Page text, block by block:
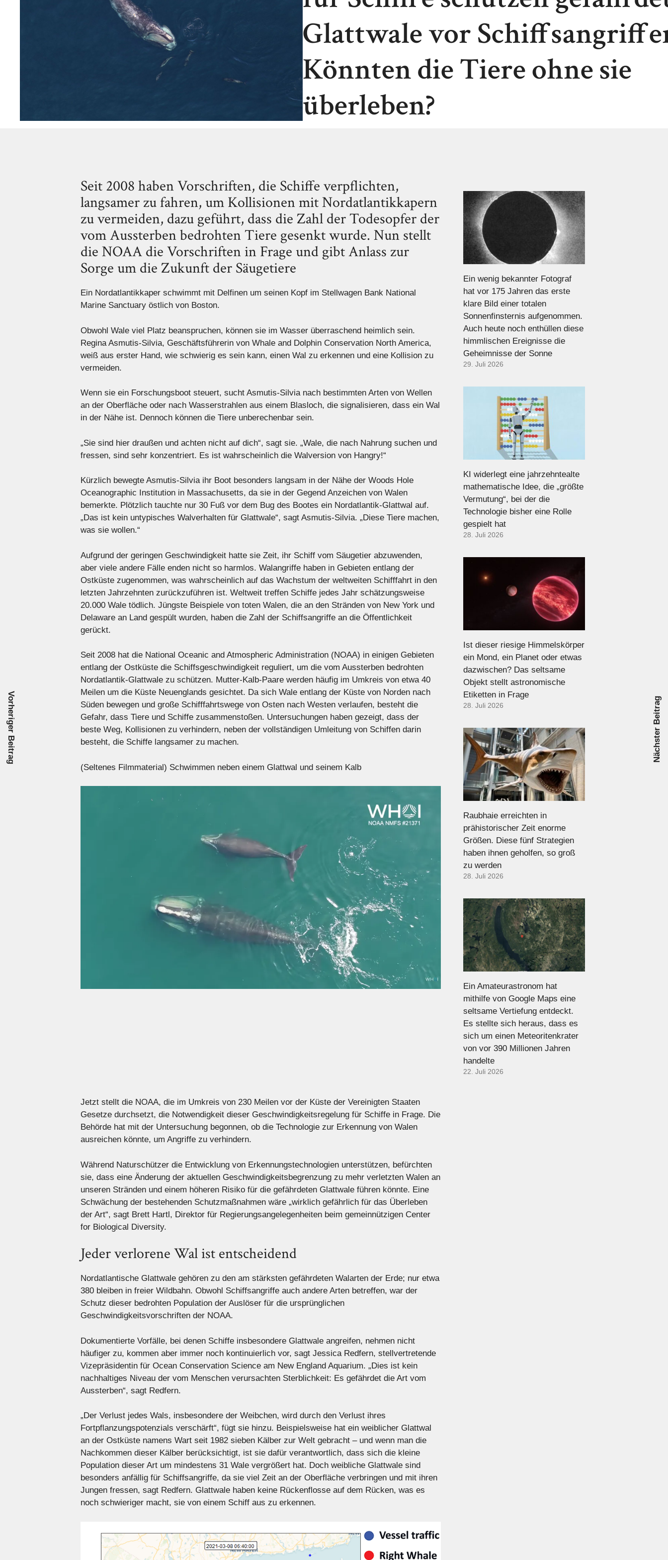
Glattwale vor
Könnten die Tiere ohne sie
überleben?
Seit 2008 haben Vorschriften, die Schiffe verpflichten,
langsamer zu fahren, um Kollisionen mit Nordatlantikkapern
zu vermeiden, dazu geführt, dass die Zahl der Todesopfer der
vom Aussterben bedrohten Tiere gesenkt wurde. Nun stellt
die NOAA die Vorschriften in Frage und gibt Anlass zur
Sorge um die Zukunft der Säugetiere
Ein Nordatlantikkaper schwimmt mit Delfinen um seinen Kopf im Stellwagen Bank National
Marine Sanctuary östlich von Boston.
Obwohl Wale viel Platz beanspruchen, können sie im Wasser überraschend heimlich sein.
Regina Asmutis-Silvia, Geschäftsführerin von Whale and Dolphin Conservation North America,
weiß aus erster Hand, wie schwierig es sein kann, einen Wal zu erkennen und eine Kollision zu
vermeiden.
Wenn sie ein Forschungsboot steuert, sucht Asmutis-Silvia nach bestimmten Arten von Wellen
an der Oberfläche oder nach Wasserstrahlen aus einem Blasloch, die signalisieren, dass ein Wal
in der Nähe ist. Dennoch können die Tiere unberechenbar sein.
„Sie sind hier draußen und achten nicht auf dich“, sagt sie. „Wale, die nach Nahrung suchen und
fressen, sind sehr konzentriert. Es ist wahrscheinlich die Walversion von Hangry!“
Kürzlich bewegte Asmutis-Silvia ihr Boot besonders langsam in der Nähe der Woods Hole
Oceanographic Institution in Massachusetts, da sie in der Gegend Anzeichen von Walen
bemerkte. Plötzlich tauchte nur 30 Fuß vor dem Bug des Bootes ein Nordatlantik-Glattwal auf.
„Das ist kein untypisches Walverhalten für Glattwale“, sagt Asmutis-Silvia. „Diese Tiere machen,
was sie wollen.“
Aufgrund der geringen Geschwindigkeit hatte sie Zeit, ihr Schiff vom Säugetier abzuwenden,
aber viele andere Fälle enden nicht so harmlos. Walangriffe haben in Gebieten entlang der
Ostküste zugenommen, was wahrscheinlich auf das Wachstum der weltweiten Schifffahrt in den
letzten Jahrzehnten zurückzuführen ist. Weltweit treffen Schiffe jedes Jahr schätzungsweise
20.000 Wale tödlich. Jüngste Beispiele von toten Walen, die an den Stränden von New York und
Delaware an Land gespült wurden, haben die Zahl der Schiffsangriffe an die Öffentlichkeit
gerückt.
Seit 2008 hat die National Oceanic and Atmospheric Administration (NOAA) in einigen Gebieten
entlang der Ostküste die Schiffsgeschwindigkeit reguliert, um die vom Aussterben bedrohten
Nordatlantik-Glattwale zu schützen. Mutter-Kalb-Paare werden häufig im Umkreis von etwa 40
Meilen um die Küste Neuenglands gesichtet. Da sich Wale entlang der Küste von Norden nach
Süden bewegen und große Schifffahrtswege von Osten nach Westen verlaufen, besteht die
Gefahr, dass Tiere und Schiffe zusammenstoßen. Untersuchungen haben gezeigt, dass der
beste Weg, Kollisionen zu verhindern, neben der vollständigen Umleitung von Schiffen darin
besteht, die Schiffe langsamer zu machen.
(Seltenes Filmmaterial) Schwimmen neben einem Glattwal und seinem Kalb
Jetzt stellt die NOAA, die im Umkreis von 230 Meilen vor der Küste der Vereinigten Staaten
Gesetze durchsetzt, die Notwendigkeit dieser Geschwindigkeitsregelung für Schiffe in Frage. Die
Behörde hat mit der Untersuchung begonnen, ob die Technologie zur Erkennung von Walen
ausreichen könnte, um Angriffe zu verhindern.
Während Naturschützer die Entwicklung von Erkennungstechnologien unterstützen, befürchten
sie, dass eine Änderung der aktuellen Geschwindigkeitsbegrenzung zu mehr verletzten Walen an
unseren Stränden und einem höheren Risiko für die gefährdeten Glattwale führen könnte. Eine
Schwächung der bestehenden Schutzmaßnahmen wäre „wirklich gefährlich für das Überleben
der Art“, sagt Brett Hartl, Direktor für Regierungsangelegenheiten beim gemeinnützigen Center
for Biological Diversity.
Jeder verlorene Wal ist entscheidend
Nordatlantische Glattwale gehören zu den am stärksten gefährdeten Walarten der Erde; nur etwa
380 bleiben in freier Wildbahn. Obwohl Schiffsangriffe auch andere Arten betreffen, war der
Schutz dieser bedrohten Population der Auslöser für die ursprünglichen
Geschwindigkeitsvorschriften der NOAA.
Dokumentierte Vorfälle, bei denen Schiffe insbesondere Glattwale angreifen, nehmen nicht
häufiger zu, kommen aber immer noch kontinuierlich vor, sagt Jessica Redfern, stellvertretende
Vizepräsidentin für Ocean Conservation Science am New England Aquarium. „Dies ist kein
nachhaltiges Niveau der vom Menschen verursachten Sterblichkeit: Es gefährdet die Art vom
Aussterben“, sagt Redfern.
„Der Verlust jedes Wals, insbesondere der Weibchen, wird durch den Verlust ihres
Fortpflanzungspotenzials verschärft“, fügt sie hinzu. Beispielsweise hat ein weiblicher Glattwal
an der Ostküste namens Wart seit 1982 sieben Kälber zur Welt gebracht – und wenn man die
Nachkommen dieser Kälber berücksichtigt, ist sie dafür verantwortlich, dass sich die kleine
Population dieser Art um mindestens 31 Wale vergrößert hat. Doch weibliche Glattwale sind
besonders anfällig für Schiffsangriffe, da sie viel Zeit an der Oberfläche verbringen und mit ihren
Jungen fressen, sagt Redfern. Glattwale haben keine Rückenflosse auf dem Rücken, was es
noch schwieriger macht, sie von einem Schiff aus zu erkennen.
Vorheriger Beitrag Nächster Beitrag
Ein wenig bekannter Fotograf
hat vor 175 Jahren das erste
klare Bild einer totalen
Sonnenfinsternis aufgenommen.
Auch heute noch enthüllen diese
himmlischen Ereignisse die
Geheimnisse der Sonne
29. Juli 2026
KI widerlegt eine jahrzehntealte
mathematische Idee, die „größte
Vermutung“, bei der die
Technologie bisher eine Rolle
gespielt hat
28. Juli 2026
Ist dieser riesige Himmelskörper
ein Mond, ein Planet oder etwas
dazwischen? Das seltsame
Objekt stellt astronomische
Etiketten in Frage
28. Juli 2026
Raubhaie erreichten in
prähistorischer Zeit enorme
Größen. Diese fünf Strategien
haben ihnen geholfen, so groß
zu werden
28. Juli 2026
Ein Amateurastronom hat
mithilfe von Google Maps eine
seltsame Vertiefung entdeckt.
Es stellte sich heraus, dass es
sich um einen Meteoritenkrater
von vor 390 Millionen Jahren
handelte
22. Juli 2026